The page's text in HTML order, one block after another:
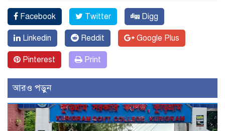
Facebook Twitter Digg
Linkedin Reddit Google Plus
Pinterest Print
আরও পড়ুন